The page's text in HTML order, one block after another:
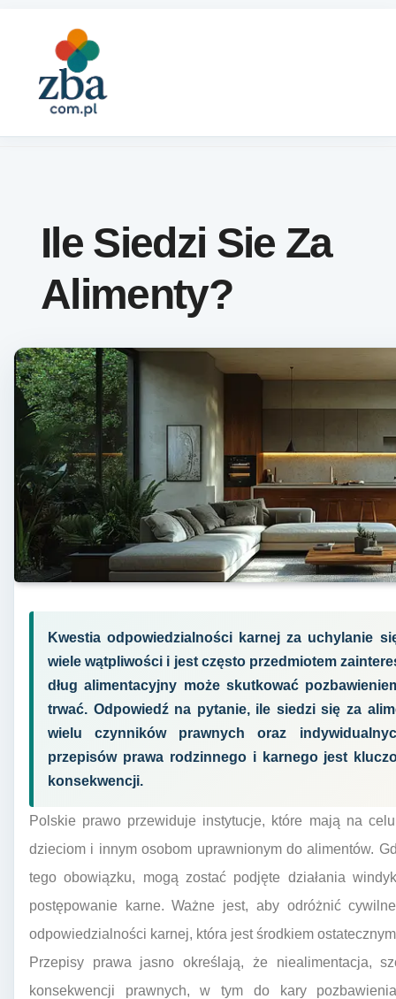
Ile Siedzi Sie Za
Alimenty?
Kwestia odpowiedzialności karnej za uchylanie
wiele wątpliwości i jest często przedmiotem
dług alimentacyjny może skutkować
trwać. Odpowiedź na pytanie, ile siedzi się za
wielu czynników prawnych oraz
przepisów prawa rodzinnego i karnego jest
konsekwencji.
Polskie prawo przewiduje instytucje, które mają na
dzieciom i innym osobom uprawnionym do alimentów.
tego obowiązku, mogą zostać podjęte działania
postępowanie karne. Ważne jest, aby odróżnić
odpowiedzialności karnej, która jest środkiem
Przepisy prawa jasno określają, że niealimentacja,
konsekwencji prawnych, w tym do kary